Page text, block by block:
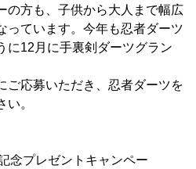
の方も、子供から大人まで幅広
っています。今年も忍者ダーツ
に12月に手裏剣ダーツグラン
ご応募いただき、忍者ダーツを
。
念プレゼントキャンペー